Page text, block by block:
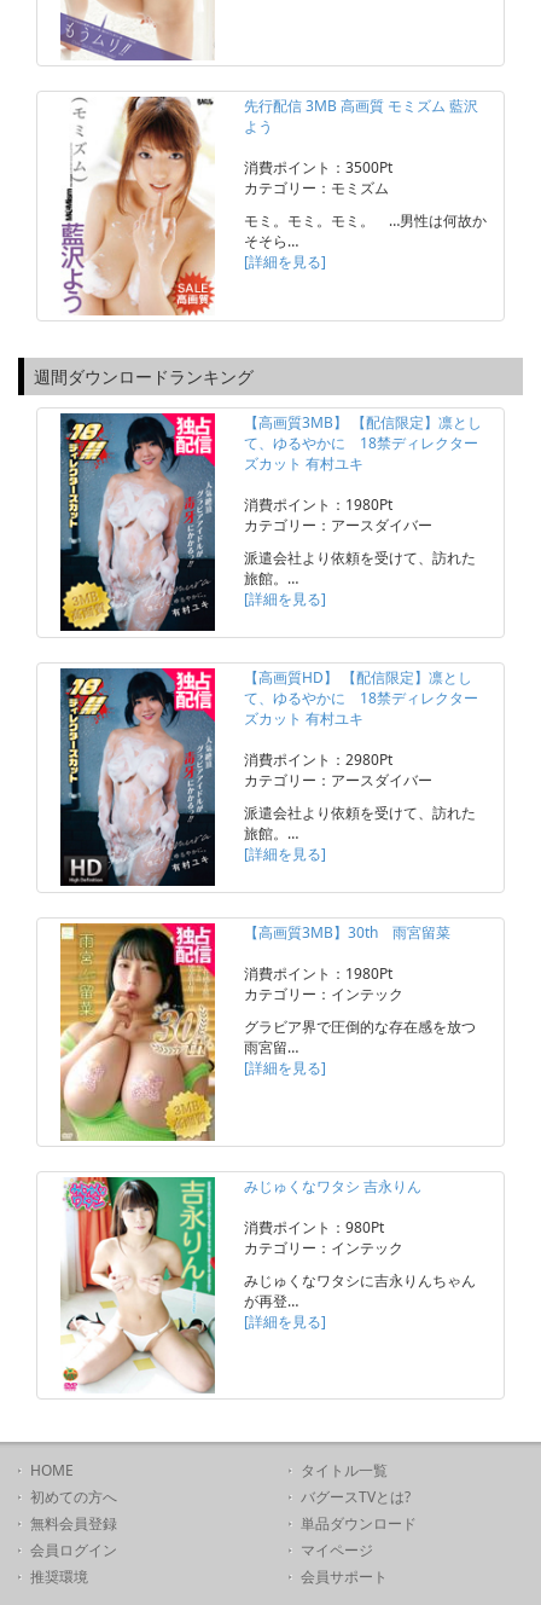
先行配信 3MB 高画質 モミズム 藍沢
よう
消費ポイント：3500Pt
カテゴリー：モミズム
モミ。モミ。モミ。 …男性は何故か
そそら…
[詳細を見る]
週間ダウンロードランキング
【高画質3MB】 【配信限定】凛とし
て、ゆるやかに 18禁ディレクター
ズカット 有村ユキ
消費ポイント：1980Pt
カテゴリー：アースダイバー
派遣会社より依頼を受けて、訪れた
旅館。…
[詳細を見る]
【高画質HD】 【配信限定】凛とし
て、ゆるやかに 18禁ディレクター
ズカット 有村ユキ
消費ポイント：2980Pt
カテゴリー：アースダイバー
派遣会社より依頼を受けて、訪れた
旅館。…
[詳細を見る]
【高画質3MB】30th 雨宮留菜
消費ポイント：1980Pt
カテゴリー：インテック
グラビア界で圧倒的な存在感を放つ
雨宮留…
[詳細を見る]
みじゅくなワタシ 吉永りん
消費ポイント：980Pt
カテゴリー：インテック
みじゅくなワタシに吉永りんちゃん
が再登…
[詳細を見る]
HOME
初めての方へ
無料会員登録
会員ログイン
推奨環境
タイトル一覧
バグースTVとは?
単品ダウンロード
マイページ
会員サポート